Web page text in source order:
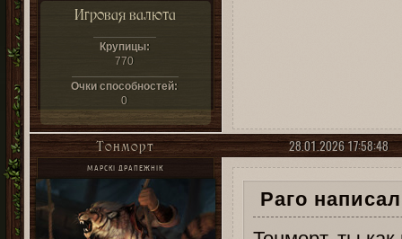
Игровая валюта
Крупицы:
770
Очки способностей:
0
28.01.2026 17:58:48
Тонморт
МАРСКІ ДРАПЕЖНІК
Раго